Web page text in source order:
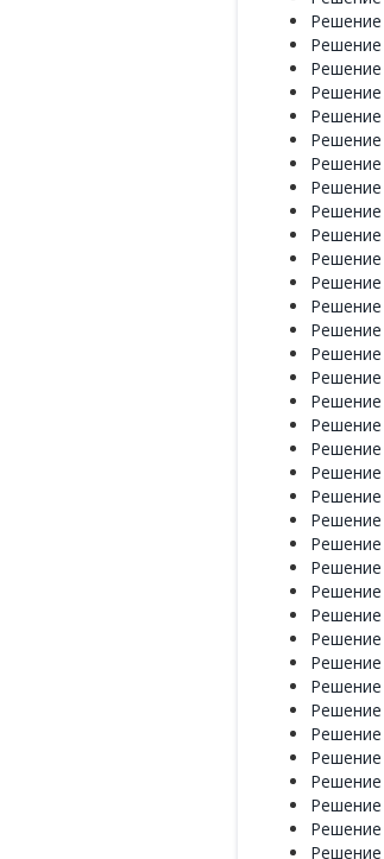
Решение
Решение
Решение
Решение
Решение
Решение
Решение
Решение
Решение
Решение
Решение
Решение
Решение
Решение
Решение
Решение
Решение
Решение
Решение
Решение
Решение
Решение
Решение
Решение
Решение
Решение
Решение
Решение
Решение
Решение
Решение
Решение
Решение
Решение
Решение
Решение